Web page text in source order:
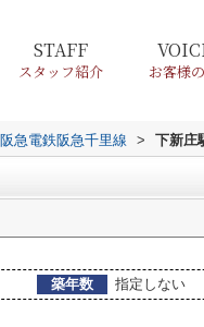
STAFF
スタッフ紹介 お客様
阪急電鉄阪急千里線 > 下新庄
築年数
指定しない